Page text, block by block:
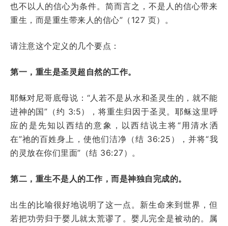
也不以人的信心为条件。简而言之，不是人的信心带来
重生，而是重生带来人的信心”（127 页）。
请注意这个定义的几个要点：
第一，重生是圣灵超自然的工作。
耶稣对尼哥底母说：“人若不是从水和圣灵生的，就不能
进神的国”（约 3:5），将重生归因于圣灵。耶稣这里呼
应的是先知以西结的意象，以西结说主将“用清水洒
在”祂的百姓身上，使他们洁净（结 36:25），并将“我
的灵放在你们里面”（结 36:27）。
第二，重生不是人的工作，而是神独自完成的。
出生的比喻很好地说明了这一点。新生命来到世界，但
若把功劳归于婴儿就太荒谬了。婴儿完全是被动的。属